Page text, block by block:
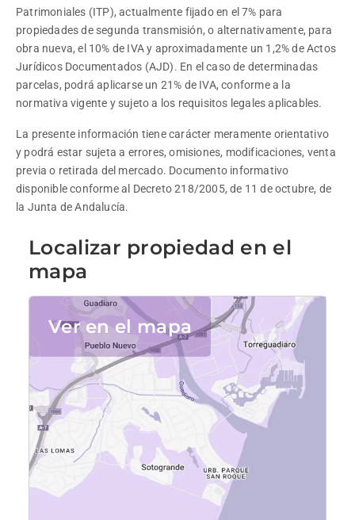
Patrimoniales (ITP), actualmente fijado en el 7% para
propiedades de segunda transmisión, o alternativamente, para
obra nueva, el 10% de IVA y aproximadamente un 1,2% de Actos
Jurídicos Documentados (AJD). En el caso de determinadas
parcelas, podrá aplicarse un 21% de IVA, conforme a la
normativa vigente y sujeto a los requisitos legales aplicables.
La presente información tiene carácter meramente orientativo
y podrá estar sujeta a errores, omisiones, modificaciones, venta
previa o retirada del mercado. Documento informativo
disponible conforme al Decreto 218/2005, de 11 de octubre, de
la Junta de Andalucía.
Localizar propiedad en el
mapa
Ver en el mapa